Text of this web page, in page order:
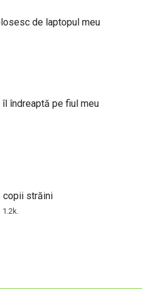
de laptopul meu
îndreaptă pe fiul meu
copii străini
1.2k.